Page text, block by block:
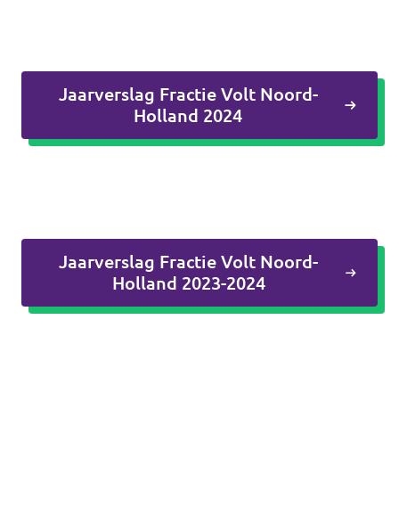
Jaarverslag Fractie Volt Noord-
Holland 2024
Jaarverslag Fractie Volt Noord-
Holland 2023-2024